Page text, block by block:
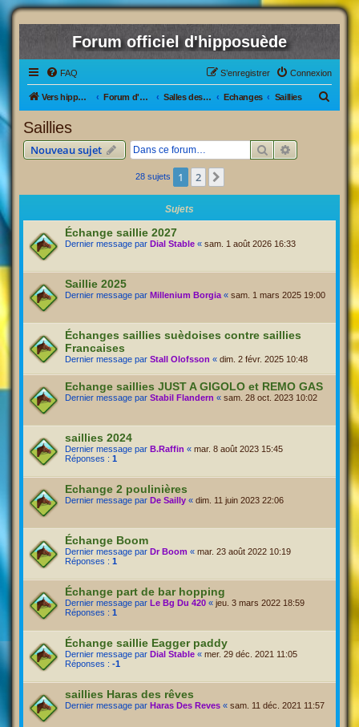
Forum officiel d'hipposuède
FAQ Connexion
S’enregistrer
Vers hipposuède, le jeu ! Forum d'hipposuède Salles des Ventes Echanges Saillies
r
Saillies
Nouveau sujet RechercherRecherche
28 sujets 1 2
Sujets
Échange saillie 2027
Dernier message par Dial Stable « sam. 1 août 2026 16:33
Saillie 2025
Dernier message par Millenium Borgia « sam. 1 mars 2025 19:00
Échanges saillies suèdoises contre saillies
Francaises
Dernier message par Stall Olofsson « dim. 2 févr. 2025 10:48
Echange saillies JUST A GIGOLO et REMO GAS
Dernier message par Stabil Flandern « sam. 28 oct. 2023 10:02
saillies 2024
Dernier message par B.Raffin « mar. 8 août 2023 15:45
Réponses : 1
Echange 2 poulinières
Dernier message par De Sailly « dim. 11 juin 2023 22:06
Échange Boom
Dernier message par Dr Boom « mar. 23 août 2022 10:19
Réponses : 1
Échange part de bar hopping
Dernier message par Le Bg Du 420 « jeu. 3 mars 2022 18:59
Réponses : 1
Échange saillie Eagger paddy
Dernier message par Dial Stable « mer. 29 déc. 2021 11:05
Réponses : -1
saillies Haras des rêves
Dernier message par Haras Des Reves « sam. 11 déc. 2021 11:57